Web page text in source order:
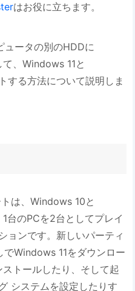
はお役に立ちます。
ュータの別のHDDに
、Windows 11と
する方法について説明しま
は、Windows 10と
台のPCを2台としてプレイ
ョンです。新しいパーティ
でWindows 11をダウンロー
トールしたり、そして起
システムを設定したりす